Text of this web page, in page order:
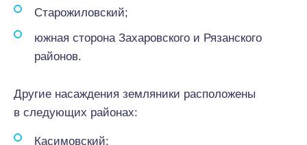
Старожиловский;
южная сторона Захаровского и Рязанского
районов.
Другие насаждения земляники расположены
в следующих районах:
Касимовский;